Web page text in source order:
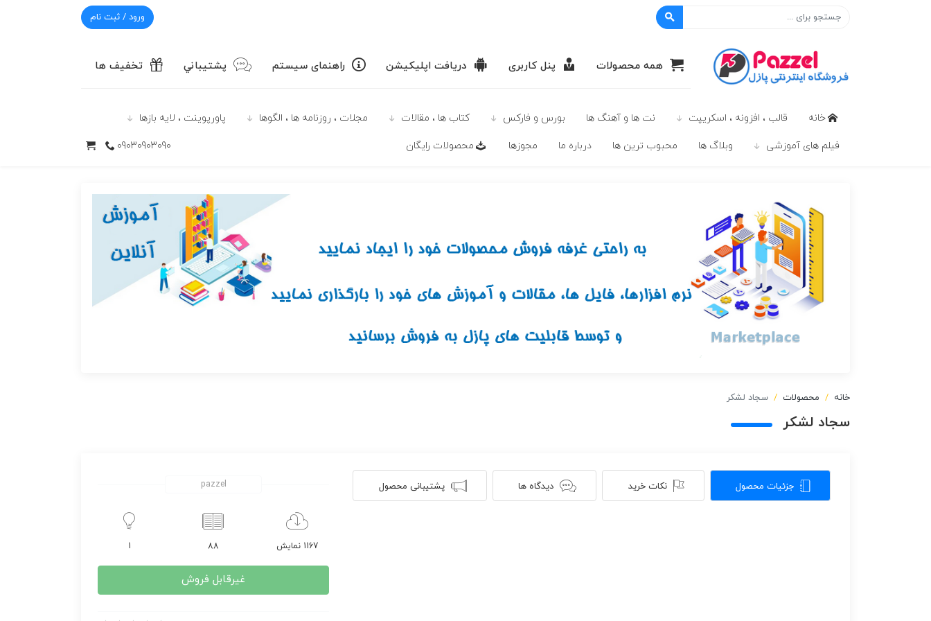
ورود / ثبت نام
همه محصولات پنل کاربری دریافت اپلیکیشن راهنمای سیستم پشتيباني تخفیف ها
خانه قالب ، افزونه ، اسکریپت نت ها و آهنگ ها بورس و فارکس كتاب ها ، مقالات مجلات ، روزنامه ها ، الگوها پاورپوينت ، لایه بازها
فیلم های آموزشی وبلاگ ها محبوب ترين ها درباره ما مجوزها محصولات رايگان 09030903090
خانه محصولات سجاد لشکر
سجاد لشکر
جزئیات محصول نکات خرید دیدگاه ها پشتیبانی محصول pazzel
1167 نمایش 88
1
غیرقابل فروش